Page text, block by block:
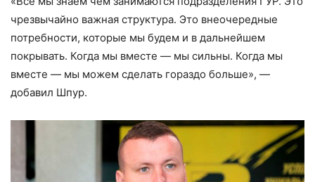
чрезвычайно важная структура. Это внеочередные
потребности, которые мы будем и в дальнейшем
покрывать. Когда мы вместе — мы сильны. Когда мы
вместе — мы можем сделать гораздо больше», —
добавил Шпур.